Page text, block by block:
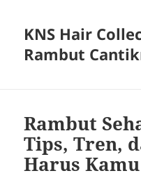
KNS Hair
Rambut
Rambut
Tips, Tren,
Harus